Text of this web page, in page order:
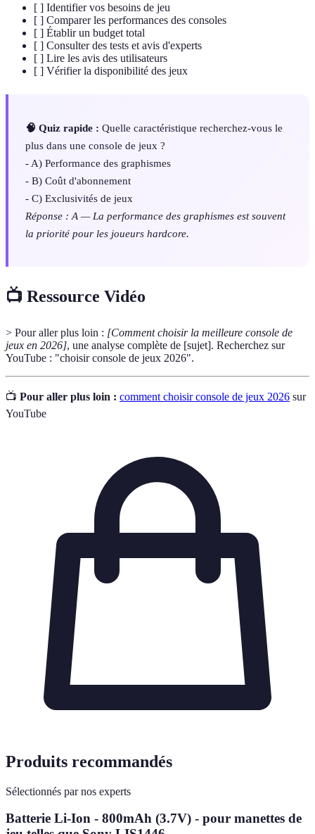
[ ] Identifier vos besoins de jeu
[ ] Comparer les performances des consoles
[ ] Établir un budget total
[ ] Consulter des tests et avis d'experts
[ ] Lire les avis des utilisateurs
[ ] Vérifier la disponibilité des jeux
🧠 Quiz rapide : Quelle caractéristique recherchez-vous le
plus dans une console de jeux ?
- A) Performance des graphismes
- B) Coût d'abonnement
- C) Exclusivités de jeux
Réponse : A — La performance des graphismes est souvent
la priorité pour les joueurs hardcore.
📺 Ressource Vidéo
> Pour aller plus loin : [Comment choisir la meilleure console de
jeux en 2026], une analyse complète de [sujet]. Recherchez sur
YouTube : "choisir console de jeux 2026".
📺 Pour aller plus loin : comment choisir console de jeux 2026 sur
YouTube
Produits recommandés
Sélectionnés par nos experts
Batterie Li-Ion - 800mAh (3.7V) - pour manettes de